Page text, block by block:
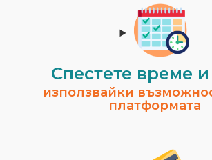
Спестeте време
използвайки
платформата